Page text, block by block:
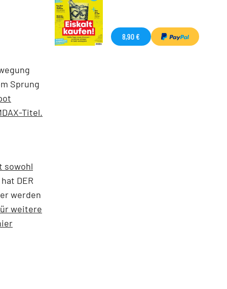
Sprung
Titel.
sowohl
DER
werden
weitere
8,90 €